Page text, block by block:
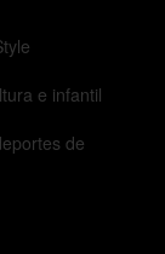
e infantil
de